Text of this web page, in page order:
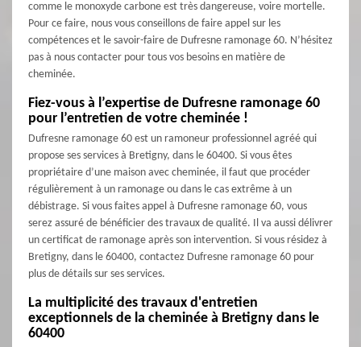
comme le monoxyde carbone est très dangereuse, voire mortelle.
Pour ce faire, nous vous conseillons de faire appel sur les
compétences et le savoir-faire de Dufresne ramonage 60. N’hésitez
pas à nous contacter pour tous vos besoins en matière de
cheminée.
Fiez-vous à l’expertise de Dufresne ramonage 60
pour l’entretien de votre cheminée !
Dufresne ramonage 60 est un ramoneur professionnel agréé qui
propose ses services à Bretigny, dans le 60400. Si vous êtes
propriétaire d’une maison avec cheminée, il faut que procéder
régulièrement à un ramonage ou dans le cas extrême à un
débistrage. Si vous faites appel à Dufresne ramonage 60, vous
serez assuré de bénéficier des travaux de qualité. Il va aussi délivrer
un certificat de ramonage après son intervention. Si vous résidez à
Bretigny, dans le 60400, contactez Dufresne ramonage 60 pour
plus de détails sur ses services.
La multiplicité des travaux d'entretien
exceptionnels de la cheminée à Bretigny dans le
60400